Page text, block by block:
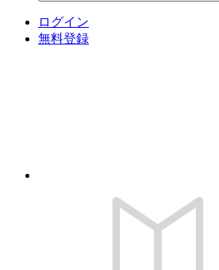
ログイン
無料登録